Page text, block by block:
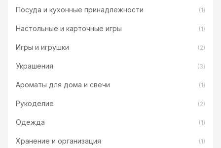
Посуда и кухонные принадлежности (1)
Настольные и карточные игры (1)
Игры и игрушки (2)
Украшения (3)
Ароматы для дома и свечи (1)
Рукоделие (2)
Одежда (1)
Хранение и организация (1)